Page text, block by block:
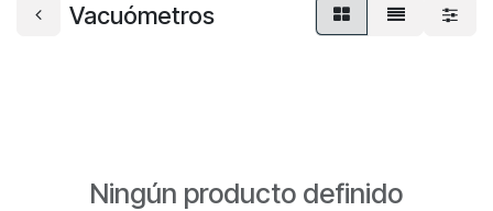
Vacuómetros
Ningún producto definido